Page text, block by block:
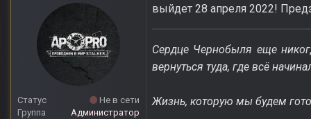
Статус
Не в сети
Группа
Администратор
выйдет 28 апреля 2022!
Сердце Чернобыля еще
вернуться туда, где всё
Жизнь, которую мы будем